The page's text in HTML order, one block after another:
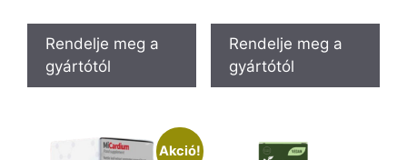
was:
19,800.00 Ft.
is:
9,900.00 Ft.
Rendelje meg a
gyártótól
Rendelje meg a
gyártótól
Akció!